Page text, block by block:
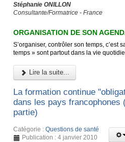
Stéphanie ONILLON
Consultante/Formatrice - France
ORGANISATION DE SON
S’organiser, contrôler son temps, c’est
temps » sont partout dans la vie
Lire la suite...
La formation continue
dans les pays francophones
partie)
Catégorie : Questions de santé
Publication : 4 janvier 2010